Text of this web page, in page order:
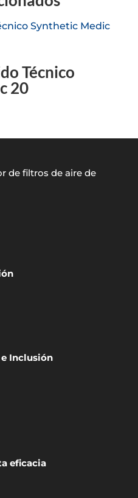
Técnico
20
de filtros de aire de
Inclusión
eficacia